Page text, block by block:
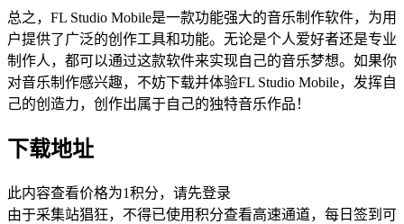
总之，FL Studio Mobile是一款功能强大的音乐制作软件，为用
户提供了广泛的创作工具和功能。无论是个人爱好者还是专业
制作人，都可以通过这款软件来实现自己的音乐梦想。如果你
对音乐制作感兴趣，不妨下载并体验FL Studio Mobile，发挥自
己的创造力，创作出属于自己的独特音乐作品！
下载地址
此内容查看价格为1积分，请先登录
由于采集站猖狂，不得已使用积分查看高速通道，每日签到可